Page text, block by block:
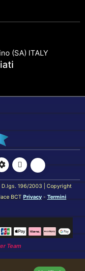
(SA) ITALY
D.lgs. 196/2003 | Copyright
BCT Privacy - Termini
Team